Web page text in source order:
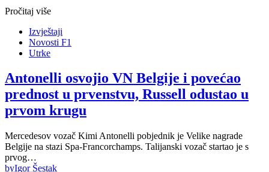
Pročitaj više
Izvještaji
Novosti F1
Utrke
Antonelli osvojio VN Belgije i povećao
prednost u prvenstvu, Russell odustao u
prvom krugu
Mercedesov vozač Kimi Antonelli pobjednik je Velike nagrade
Belgije na stazi Spa-Francorchamps. Talijanski vozač startao je s
prvog…
byIgor Šestak